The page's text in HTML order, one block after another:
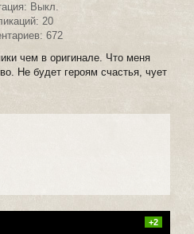
Выкл.
20
672
чем в оригинале. Что меня
Не будет героям счастья, чует
+2